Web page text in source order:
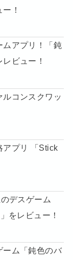
！
ムアプリ！「鈍
ビュー！
ルコンスクワッ
アプリ 「Stick
デスゲーム
をレビュー！
ーム「鈍色のバ